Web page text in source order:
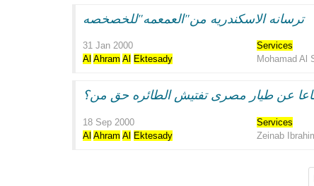
ترسانه الاسكندريه من"العمعمه"للخصخصه
31 Jan 2000
Services
Al Ahram Al Ektesady Mohamad Al
عن طيار مصرى تفتيش الطائره حق من؟
18 Sep 2000
Services
Al Ahram Al Ektesady Zeinab